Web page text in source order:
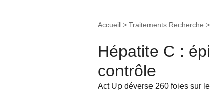
Accueil > Traitements Recherche >
Hépatite C :
contrôle
Act Up déverse 260 foies sur